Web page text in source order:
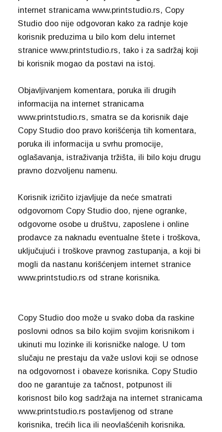
internet stranicama www.printstudio.rs, Copy
Studio doo nije odgovoran kako za radnje koje
korisnik preduzima u bilo kom delu internet
stranice www.printstudio.rs, tako i za sadržaj koji
bi korisnik mogao da postavi na istoj.
Objavljivanjem komentara, poruka ili drugih
informacija na internet stranicama
www.printstudio.rs, smatra se da korisnik daje
Copy Studio doo pravo korišćenja tih komentara,
poruka ili informacija u svrhu promocije,
oglašavanja, istraživanja tržišta, ili bilo koju drugu
pravno dozvoljenu namenu.
Korisnik izričito izjavljuje da neće smatrati
odgovornom Copy Studio doo, njene ogranke,
odgovorne osobe u društvu, zaposlene i online
prodavce za naknadu eventualne štete i troškova,
uključujući i troškove pravnog zastupanja, a koji bi
mogli da nastanu korišćenjem internet stranice
www.printstudio.rs od strane korisnika.
Copy Studio doo može u svako doba da raskine
poslovni odnos sa bilo kojim svojim korisnikom i
ukinuti mu lozinke ili korisničke naloge. U tom
slučaju ne prestaju da važe uslovi koji se odnose
na odgovornost i obaveze korisnika. Copy Studio
doo ne garantuje za tačnost, potpunost ili
korisnost bilo kog sadržaja na internet stranicama
www.printstudio.rs postavljenog od strane
korisnika, trećih lica ili neovlašćenih korisnika.